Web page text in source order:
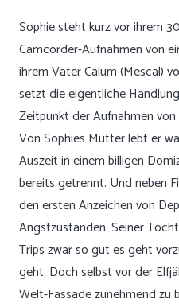
Sophie steht kurz vor ihrem
Camcorder-Aufnahmen von
ihrem Vater Calum (Mescal)
setzt die eigentliche
Zeitpunkt der Aufnahmen
Von Sophies Mutter lebt er
Auszeit in einem billigen
bereits getrennt. Und neben
den ersten Anzeichen von
Angstzuständen. Seiner
Trips zwar so gut es geht
geht. Doch selbst vor der
Welt-Fassade zunehmend zu